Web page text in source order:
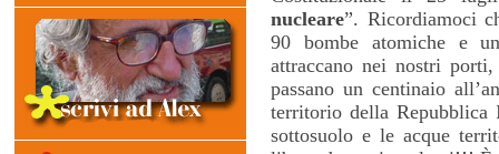
nucleare”. Ricordiamoci
90 bombe atomiche e
attraccano nei nostri
passano un centinaio
territorio della
sottosuolo e le acque